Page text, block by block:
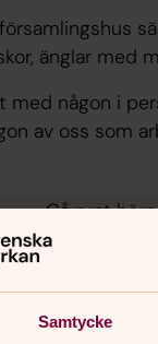
Samtycke
änglar med
någon i
av oss som
Gå runt
Välkommen